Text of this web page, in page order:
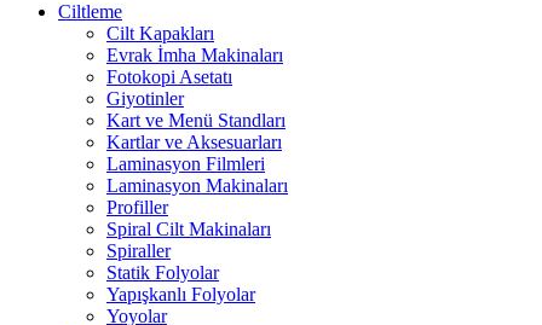
Ciltleme
Cilt Kapakları
Evrak İmha Makinaları
Fotokopi Asetatı
Giyotinler
Kart ve Menü Standları
Kartlar ve Aksesuarları
Laminasyon Filmleri
Laminasyon Makinaları
Profiller
Spiral Cilt Makinaları
Spiraller
Statik Folyolar
Yapışkanlı Folyolar
Yoyolar